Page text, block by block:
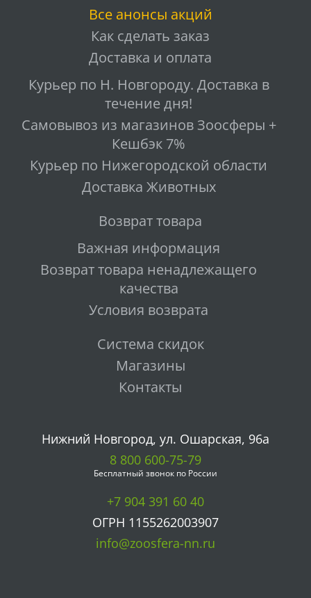
Все анонсы акций
Как сделать заказ
Доставка и оплата
Курьер по Н. Новгороду. Доставка в
течение дня!
Самовывоз из магазинов Зоосферы +
Кешбэк 7%
Курьер по Нижегородской области
Доставка Животных
Возврат товара
Важная информация
Возврат товара ненадлежащего
качества
Условия возврата
Система скидок
Магазины
Контакты
Нижний Новгород, ул. Ошарская, 96а
8 800 600-75-79
Бесплатный звонок по России
+7 904 391 60 40
ОГРН 1155262003907
info@zoosfera-nn.ru